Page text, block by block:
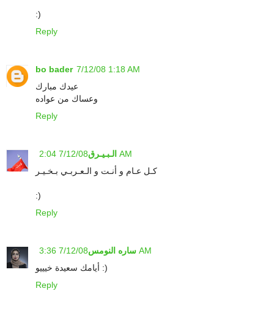
:)
Reply
bo bader 7/12/08 1:18 AM
عيدك مبارك
وعساك من عواده
Reply
الـبـيـرق 7/12/08 2:04 AM
كـل عـام و أنـت و الـعـربـي بـخـيـر
:)
Reply
ساره النومس 7/12/08 3:36 AM
أيامك سعيدة خيييو :)
Reply